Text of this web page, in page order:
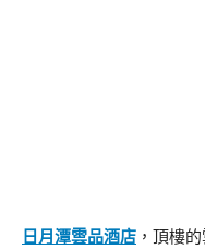
日月潭雲品酒店 ，頂樓